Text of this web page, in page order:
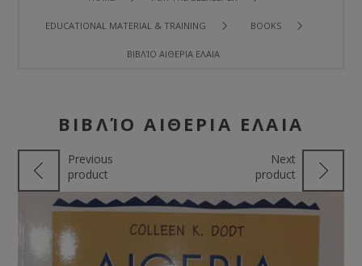
EDUCATIONAL MATERIAL & TRAINING BOOKS
ΒΙΒΛΊΟ ΑΙΘΕΡΙΑ ΕΛΑΙΑ
ΒΙΒΛΊΟ ΑΙΘΕΡΙΑ ΕΛΑΙΑ
Previous
product
Next
product